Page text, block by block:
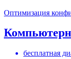
Оптимизация
бесплатная